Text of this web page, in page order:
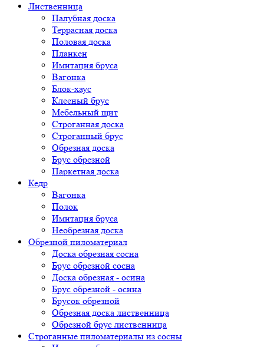
Лиственница
Палубная доска
Террасная доска
Половая доска
Планкен
Имитация бруса
Вагонка
Блок-хаус
Клееный брус
Мебельный щит
Строганная доска
Строганный брус
Обрезная доска
Брус обрезной
Паркетная доска
Кедр
Вагонка
Полок
Имитация бруса
Необрезная доска
Обрезной пиломатериал
Доска обрезная сосна
Брус обрезной сосна
Доска обрезная - осина
Брус обрезной - осина
Брусок обрезной
Обрезная доска лиственница
Обрезной брус лиственница
Строганные пиломатериалы из сосны